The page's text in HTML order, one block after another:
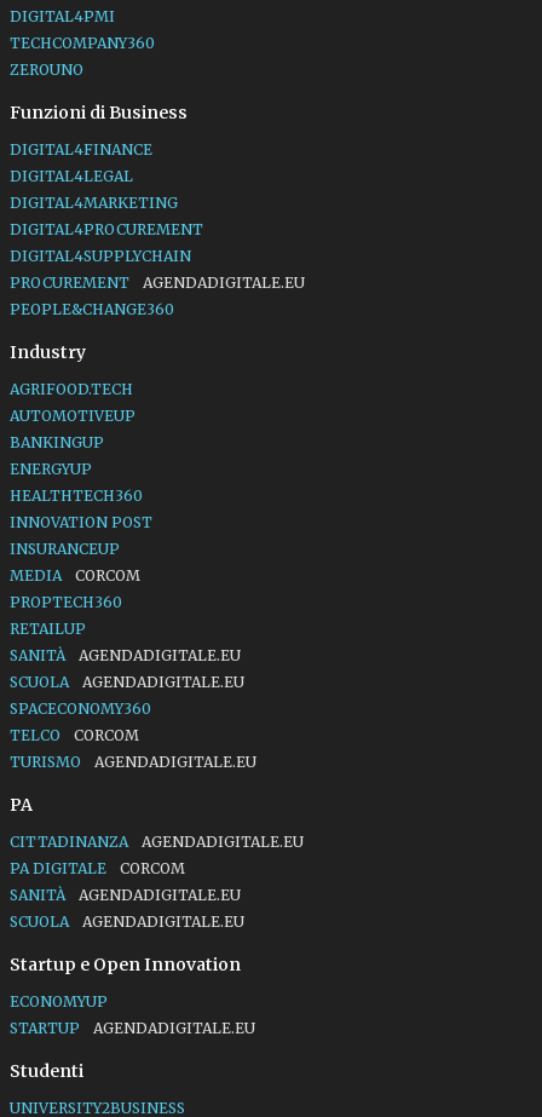
DIGITAL4PMI
TECHCOMPANY360
ZEROUNO
Funzioni di Business
DIGITAL4FINANCE
DIGITAL4LEGAL
DIGITAL4MARKETING
DIGITAL4PROCUREMENT
DIGITAL4SUPPLYCHAIN
PROCUREMENT
AGENDADIGITALE.EU
PEOPLE&CHANGE360
Industry
AGRIFOOD.TECH
AUTOMOTIVEUP
BANKINGUP
ENERGYUP
HEALTHTECH360
INNOVATION POST
INSURANCEUP
MEDIA
CORCOM
PROPTECH360
RETAILUP
SANITÀ
AGENDADIGITALE.EU
SCUOLA
AGENDADIGITALE.EU
SPACECONOMY360
TELCO
CORCOM
TURISMO
AGENDADIGITALE.EU
PA
CITTADINANZA
AGENDADIGITALE.EU
PA DIGITALE
CORCOM
SANITÀ
AGENDADIGITALE.EU
SCUOLA
AGENDADIGITALE.EU
Startup e Open Innovation
ECONOMYUP
STARTUP
AGENDADIGITALE.EU
Studenti
UNIVERSITY2BUSINESS